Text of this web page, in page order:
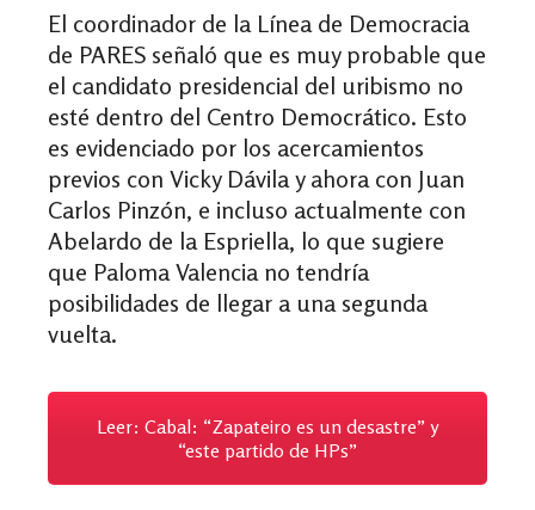
El coordinador de la Línea de Democracia
de PARES señaló que es muy probable que
el candidato presidencial del uribismo no
esté dentro del Centro Democrático. Esto
es evidenciado por los acercamientos
previos con Vicky Dávila y ahora con Juan
Carlos Pinzón, e incluso actualmente con
Abelardo de la Espriella, lo que sugiere
que Paloma Valencia no tendría
posibilidades de llegar a una segunda
vuelta.
Leer: Cabal: “Zapateiro es un desastre” y
“este partido de HPs”